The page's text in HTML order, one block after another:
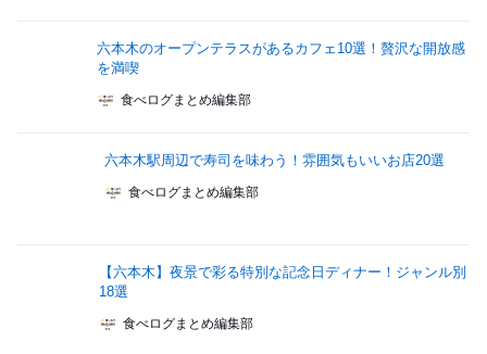
六本木のオープンテラスがあるカフェ10選！贅沢な開放感
を満喫
食べログまとめ編集部
六本木駅周辺で寿司を味わう！雰囲気もいいお店20選
食べログまとめ編集部
【六本木】夜景で彩る特別な記念日ディナー！ジャンル別
18選
食べログまとめ編集部